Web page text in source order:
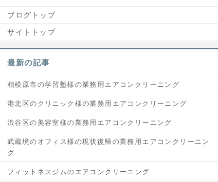
ブログトップ
サイトトップ
最新の記事
相模原市の学習塾様の業務用エアコンクリーニング
港北区のクリニック様の業務用エアコンクリーニング
渋谷区の美容室様の業務用エアコンクリーニング
武蔵境のオフィス様の現状復帰の業務用エアコンクリーニン
グ
フィットネスジムのエアコンクリーニング